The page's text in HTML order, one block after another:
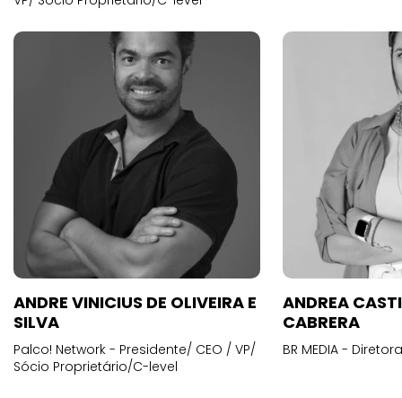
ANDRE VINICIUS DE OLIVEIRA E
SILVA
Palco! Network - Presidente/ CEO / VP/
Sócio Proprietário/C-level
ANDREA
CABRERA
BR MEDIA -